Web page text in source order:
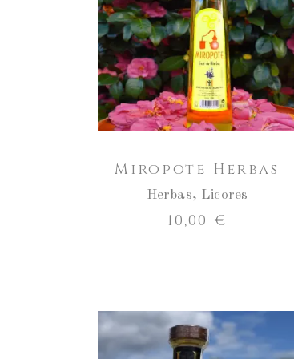
a
cantidade
de
Miropote
Herbas
ENGADIR AO CARRO
Miropote Herbas
Herbas, Licores
10,00 €